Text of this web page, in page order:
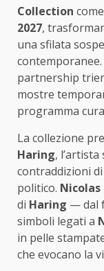
Collection
2027,
una sfilata
contemporanee.
partnership
mostre
programma
La collezione
Haring,
contraddizioni di
politico. Nicolas
di Haring — dal
simboli legati a
in pelle
che evocano la